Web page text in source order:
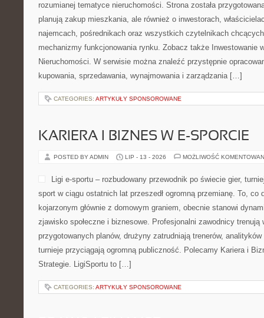
rozumianej tematyce nieruchomości. Strona została
planują zakup mieszkania, ale również o inwestorach,
najemcach, pośrednikach oraz wszystkich czytelnikach
mechanizmy funkcjonowania rynku. Zobacz także Inwestowanie
Nieruchomości. W serwisie można znaleźć przystępnie
kupowania, sprzedawania, wynajmowania i zarządzania […]
CATEGORIES: ARTYKUŁY SPONSOROWANE
KARIERA I BIZNES W E-SPORCIE
POSTED BY ADMIN LIP - 13 - 2026 MOŻLIWOŚĆ
Ligi e-sportu – rozbudowany przewodnik po świecie gier,
sport w ciągu ostatnich lat przeszedł ogromną przemianę. To, co
kojarzonym głównie z domowym graniem, obecnie stanowi
zjawisko społeczne i biznesowe. Profesjonalni zawodnicy trenują
przygotowanych planów, drużyny zatrudniają trenerów,
turnieje przyciągają ogromną publiczność. Polecamy Kariera i
Strategie. LigiSportu to […]
CATEGORIES: ARTYKUŁY SPONSOROWANE